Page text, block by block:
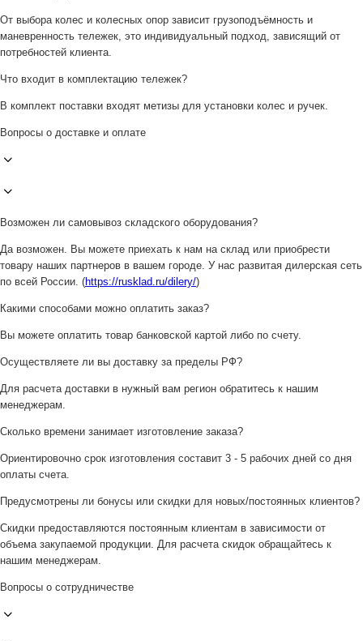
От выбора колес и колесных опор зависит грузоподъёмность и
маневренность тележек, это индивидуальный подход, зависящий от
потребностей клиента.
Что входит в комплектацию тележек?
В комплект поставки входят метизы для установки колес и ручек.
Вопросы о доставке и оплате
Возможен ли самовывоз складского оборудования?
Да возможен. Вы можете приехать к нам на склад или приобрести
товару наших партнеров в вашем городе. У нас развитая дилерская сеть
по всей России. (https://rusklad.ru/dilery/)
Какими способами можно оплатить заказ?
Вы можете оплатить товар банковской картой либо по счету.
Осуществляете ли вы доставку за пределы РФ?
Для расчета доставки в нужный вам регион обратитесь к нашим
менеджерам.
Сколько времени занимает изготовление заказа?
Ориентировочно срок изготовления составит 3 - 5 рабочих дней со дня
оплаты счета.
Предусмотрены ли бонусы или скидки для новых/постоянных клиентов?
Скидки предоставляются постоянным клиентам в зависимости от
объема закупаемой продукции. Для расчета скидок обращайтесь к
нашим менеджерам.
Вопросы о сотрудничестве